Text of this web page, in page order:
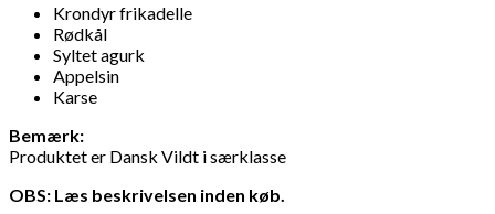
Krondyr frikadelle
Rødkål
Syltet agurk
Appelsin
Karse
Bemærk:
Produktet er Dansk Vildt i særklasse
OBS: Læs beskrivelsen inden køb.